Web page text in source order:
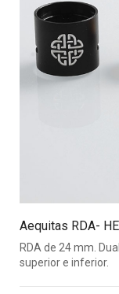
Aequitas RDA-
RDA de 24 mm.
superior e inferior.